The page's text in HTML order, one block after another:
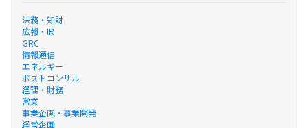
法務・知財
広報・IR
GRC
情報通信
エネルギー
ポストコンサル
経理・財務
営業
事業企画・事業開発
経営企画